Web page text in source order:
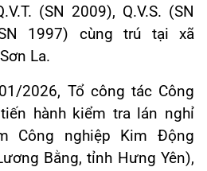
(SN 2009), Q.V.S. (SN
1997) cùng trú tại xã
La.
2026, Tổ công tác Công
hành kiểm tra lán nghỉ
Công nghiệp Kim Động
Bằng, tỉnh Hưng Yên),